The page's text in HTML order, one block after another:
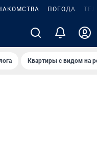
ПОГОДА
Квартиры с видом на